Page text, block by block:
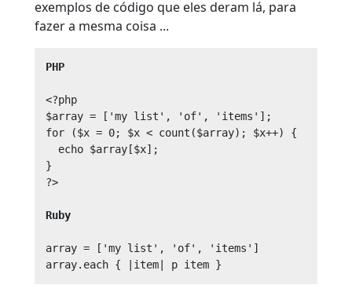
exemplos de código que eles deram lá, para
fazer a mesma coisa ...
PHP
<?php
$array = ['my list', 'of', 'items'];
for ($x = 0; $x < count($array); $x++) {
  echo $array[$x];
}
?>
Ruby
array = ['my list', 'of', 'items']